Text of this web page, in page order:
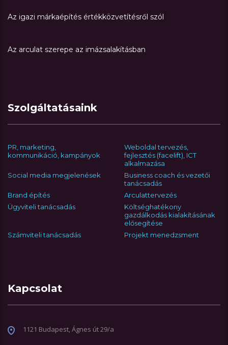
Az igazi márkaépítés értékközvetítésről szól
Az arculat szerepe az imázsalakításban
Szolgáltatásaink
PR, marketing,
kommunikáció, kampányok
Weboldal tervezés,
fejlesztés (facelift), ICT
alkalmazása
Social media megjelenések
Business coach és vezetői
tanácsadás
Brand építés
Arculattervezés
Ügyviteli tanácsadás
Költséghatékony
gazdálkodás kialakításának
elősegítése
Számviteli tanácsadás
Projekt menedzsment
Kapcsolat
1121 Budapest, Ágnes út 29/a